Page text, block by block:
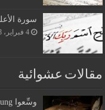
سورة
4 فبراير، 2008
مقالات عشوائية
وسِّعوا Weltanschauung كم!!